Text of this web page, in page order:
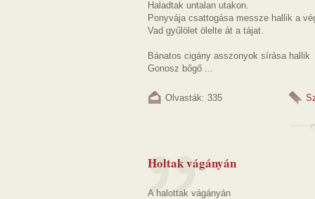
Haladtak untalan utakon.
Ponyvája csattogása messze hallik a
Vad gyűlölet ölelte át a tájat.
Bánatos cigány asszonyok sírása hallik
Gonosz bőgő ...
Olvasták: 335
Holtak vágányán
A halottak vágányán